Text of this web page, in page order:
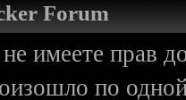
Forum
имеете прав
по